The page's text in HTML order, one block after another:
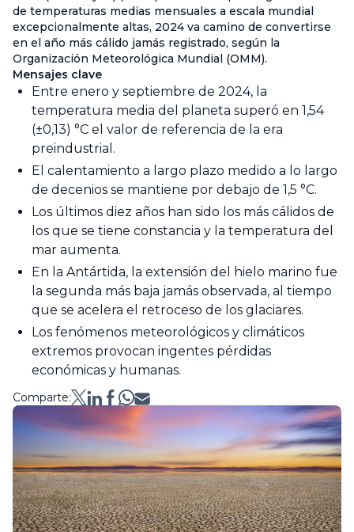
de temperaturas medias mensuales a escala mundial
excepcionalmente altas, 2024 va camino de convertirse
en el año más cálido jamás registrado, según la
Organización Meteorológica Mundial (OMM).
Mensajes clave
Entre enero y septiembre de 2024, la
temperatura media del planeta superó en 1,54
(±0,13) °C el valor de referencia de la era
preindustrial.
El calentamiento a largo plazo medido a lo largo
de decenios se mantiene por debajo de 1,5 °C.
Los últimos diez años han sido los más cálidos de
los que se tiene constancia y la temperatura del
mar aumenta.
En la Antártida, la extensión del hielo marino fue
la segunda más baja jamás observada, al tiempo
que se acelera el retroceso de los glaciares.
Los fenómenos meteorológicos y climáticos
extremos provocan ingentes pérdidas
económicas y humanas.
Comparte: